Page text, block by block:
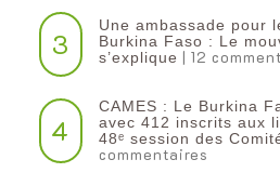
3
Une ambassade pour
Burkina Faso : Le
s’explique | 12
4
CAMES : Le Burkina
avec 412 inscrits aux
48ᵉ session des
commentaires